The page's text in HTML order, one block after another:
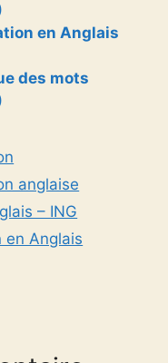
en Anglais
des mots
anglaise
– ING
en Anglais